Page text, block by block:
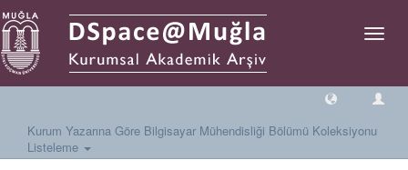
Geçiş
Kurum Yazarına Göre Bilgisayar Mühendisliği Bölümü Koleksiyonu
Listeleme